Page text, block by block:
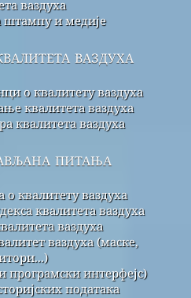
ваздуха
штампу и медије
ваздуха
о квалитету ваздуха
квалитета ваздуха
квалитета ваздуха
питања
о квалитету ваздуха
квалитета ваздуха
ваздуха
ваздуха (маске,
интерфејс)
података